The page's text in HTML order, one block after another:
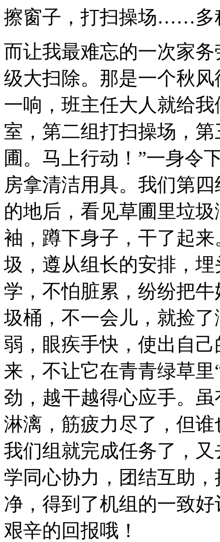
擦窗子，打扫操场……多
而让我最难忘的一次家
级大扫除。那是一个秋
一响，班主任大人就给
室，第二组打扫操场，
圃。马上行动！”一身令
房拿清洁用具。我们第
的地后，看见草圃里垃
袖，蹲下身子，干了起
圾，遵从组长的安排，
学，不怕脏累，纷纷把
圾桶，不一会儿，就捡
弱，眼疾手快，使出自
来，不让它在青青绿草
劲，越干越得心应手。
淋漓，筋疲力尽了，但
我们组就完成任务了，
学同心协力，团结互助
净，得到了机组的一致
艰辛的回报哦！